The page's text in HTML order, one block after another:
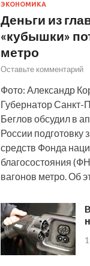
ЭКОНОМИКА
Деньги из
«кубышки»
метро
Оставьте комментарий
Фото: Александр
Губернатор Санкт-
Беглов обсудил в
России подготовку
средств Фонда
благосостояния
вагонов метро. Об